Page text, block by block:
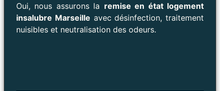
Oui, nous assurons la remise en état logement
insalubre Marseille avec désinfection, traitement
nuisibles et neutralisation des odeurs.